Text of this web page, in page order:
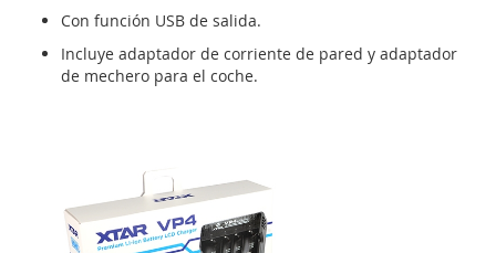
Con función USB de salida.
Incluye adaptador de corriente de pared y adaptador
de mechero para el coche.